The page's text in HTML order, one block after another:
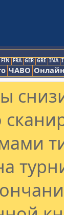
FIN FRA GER GRE INA
ЧАВО